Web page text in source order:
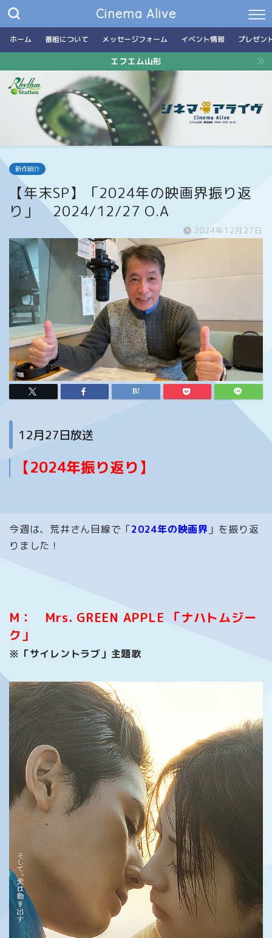
Cinema Alive
ホーム 番組について メッセージフォーム イベント情報 プレゼン
エフエム山形
新作紹介
【年末SP】「2024年の映画界振り返
り」 2024/12/27 O.A
2024年12月27日
12月27日放送
【2024年振り返り】
今週は、荒井さん目線で「2024年の映画界 」を振り返
りました！
M： Mrs. GREEN APPLE 「ナハトムジー
ク」
※「サイレントラブ」主題歌